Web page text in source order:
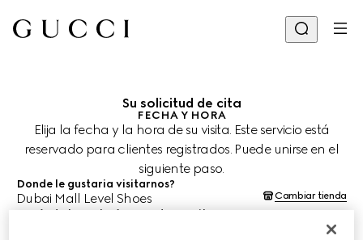
Su solicitud de cita
FECHA Y HORA
Elija la fecha y la hora de su visita. Este servicio está
reservado para clientes registrados. Puede unirse en el
siguiente paso.
Donde le gustaria visitarnos?
Dubai Mall Level Shoes Cambiar tienda
¿Cuándo le gustaría agendar su cita?
Las fechas y horas se muestran en la hora local de la tienda (GST) y
están sujetas a la confirmación del equipo de asesoría de clientes.